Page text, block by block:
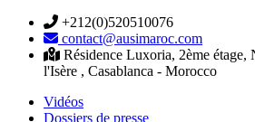
+212(0)520510076
contact@ausimaroc.com
Résidence Luxoria, 2ème étage,
l'Isère , Casablanca - Morocco
Vidéos
Dossiers de presse